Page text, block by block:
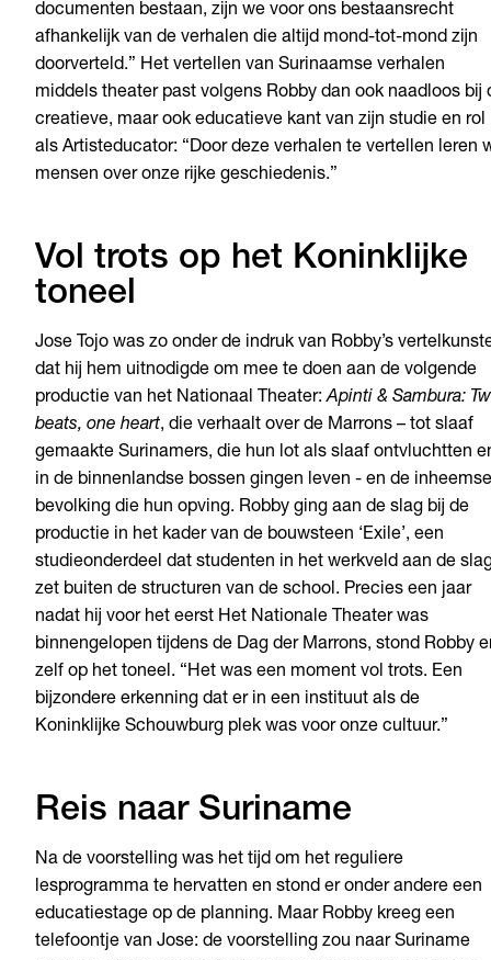
documenten bestaan, zijn we voor ons bestaansrecht
afhankelijk van de verhalen die altijd mond-tot-mond zijn
doorverteld.” Het vertellen van Surinaamse verhalen
middels theater past volgens Robby dan ook naadloos bij
creatieve, maar ook educatieve kant van zijn studie en rol
als Artisteducator: “Door deze verhalen te vertellen leren
mensen over onze rijke geschiedenis.”
Vol trots op het Koninklijke
toneel
Jose Tojo was zo onder de indruk van Robby’s
dat hij hem uitnodigde om mee te doen aan de volgende
productie van het Nationaal Theater:Apinti & Sambura:
beats, one heart, die verhaalt over de Marrons – tot slaaf
gemaakte Surinamers, die hun lot als slaaf ontvluchtten
in de binnenlandse bossen gingen leven - en de inheemse
bevolking die hun opving. Robby ging aan de slag bij de
productie in het kader van de bouwsteen ‘Exile’, een
studieonderdeel dat studenten in het werkveld aan de
zet buiten de structuren van de school. Precies een jaar
nadat hij voor het eerst Het Nationale Theater was
binnengelopen tijdens de Dag der Marrons, stond Robby
zelf op het toneel. “Het was een moment vol trots. Een
bijzondere erkenning dat er in een instituut als de
Koninklijke Schouwburg plek was voor onze cultuur.”
Reis naar Suriname
Na de voorstelling was het tijd om het reguliere
lesprogramma te hervatten en stond er onder andere een
educatiestage op de planning. Maar Robby kreeg een
telefoontje van Jose: de voorstelling zou naar Suriname